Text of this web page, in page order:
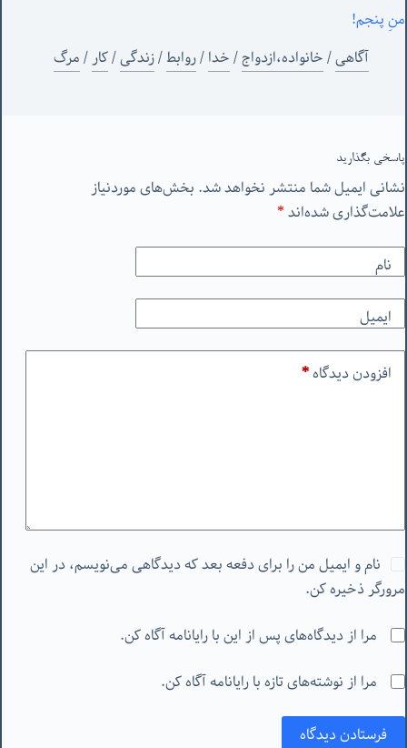
منِ پنجم!
آگاهی/خانواده،ازدواج/خدا/روابط/زندگی/کار/مرگ
پاسخی بگذارید
نشانی ایمیل شما منتشر نخواهد شد. بخش‌های موردنیاز
علامت‌گذاری شده‌اند*
نام
ایمیل
افزودن دیدگاه*
نام و ایمیل من را برای دفعه بعد که دیدگاهی می‌نویسم، در این
مرورگر ذخیره کن.
مرا از دیدگاه‌های پس از این با رایانامه آگاه کن.
مرا از نوشته‌های تازه با رایانامه آگاه کن.
فرستادن دیدگاه